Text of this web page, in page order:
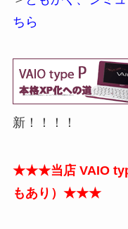
ちら
新！！！！
★★★当店 VAIO
もあり）★★★